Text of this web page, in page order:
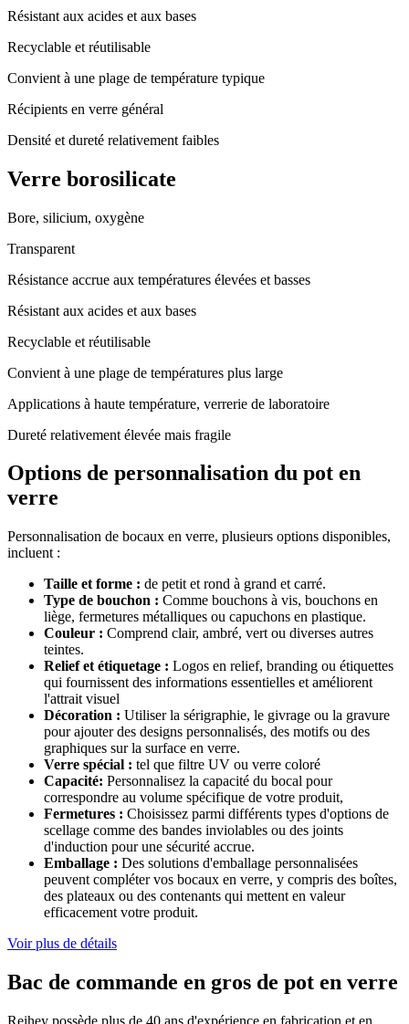
Résistant aux acides et aux bases
Recyclable et réutilisable
Convient à une plage de température typique
Récipients en verre général
Densité et dureté relativement faibles
Verre borosilicate
Bore, silicium, oxygène
Transparent
Résistance accrue aux températures élevées et basses
Résistant aux acides et aux bases
Recyclable et réutilisable
Convient à une plage de températures plus large
Applications à haute température, verrerie de laboratoire
Dureté relativement élevée mais fragile
Options de personnalisation du pot en
verre
Personnalisation de bocaux en verre, plusieurs options disponibles,
incluent :
Taille et forme : de petit et rond à grand et carré.
Type de bouchon : Comme bouchons à vis, bouchons en
liège, fermetures métalliques ou capuchons en plastique.
Couleur : Comprend clair, ambré, vert ou diverses autres
teintes.
Relief et étiquetage : Logos en relief, branding ou étiquettes
qui fournissent des informations essentielles et améliorent
l'attrait visuel
Décoration : Utiliser la sérigraphie, le givrage ou la gravure
pour ajouter des designs personnalisés, des motifs ou des
graphiques sur la surface en verre.
Verre spécial : tel que filtre UV ou verre coloré
Capacité: Personnalisez la capacité du bocal pour
correspondre au volume spécifique de votre produit,
Fermetures : Choisissez parmi différents types d'options de
scellage comme des bandes inviolables ou des joints
d'induction pour une sécurité accrue.
Emballage : Des solutions d'emballage personnalisées
peuvent compléter vos bocaux en verre, y compris des boîtes,
des plateaux ou des contenants qui mettent en valeur
efficacement votre produit.
Voir plus de détails
Bac de commande en gros de pot en verre